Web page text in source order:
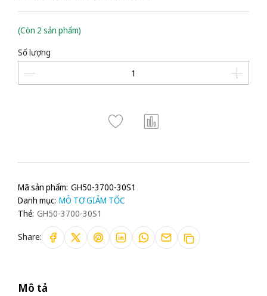
(Còn 2 sản phẩm)
Số lượng
Mã sản phẩm: GH50-3700-30S1
Danh mục: MÔ TƠ GIẢM TỐC
Thẻ: GH50-3700-30S1
Share:
Mô tả